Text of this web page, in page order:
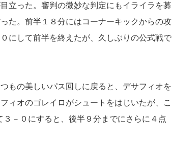
立った。審判の微妙な判定にもイライラを募
た。前半１８分にはコーナーキックからの攻
にして前半を終えたが、久しぶりの公式戦で
もの美しいパス回しに戻ると、デサフィオを
ィオのゴレイロがシュートをはじいたが、こ
－０にすると、後半９分までにさらに４点